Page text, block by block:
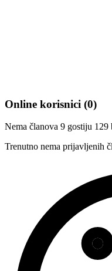
Online korisnici (0)
Nema članova 9 gostiju 129
Trenutno nema prijavljenih